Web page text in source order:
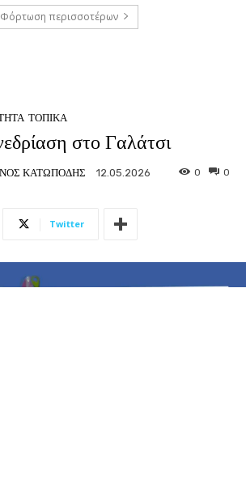
Φόρτωση περισσοτέρων